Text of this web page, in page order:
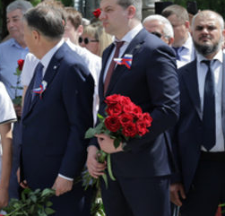
«Входная группа в
удобнее и
Ильсур
03/08/